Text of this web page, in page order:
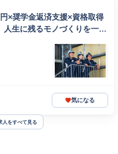
×奨学金返済支援×資格取得
生に残るモノづくりを一緒
気になる
人をすべて見る